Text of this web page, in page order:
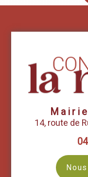
14, route de